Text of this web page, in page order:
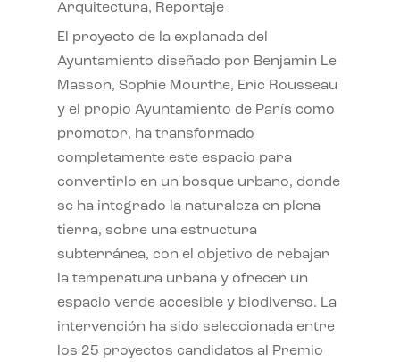
Arquitectura, Reportaje
El proyecto de la explanada del
Ayuntamiento diseñado por Benjamin Le
Masson, Sophie Mourthe, Eric Rousseau
y el propio Ayuntamiento de París como
promotor, ha transformado
completamente este espacio para
convertirlo en un bosque urbano, donde
se ha integrado la naturaleza en plena
tierra, sobre una estructura
subterránea, con el objetivo de rebajar
la temperatura urbana y ofrecer un
espacio verde accesible y biodiverso. La
intervención ha sido seleccionada entre
los 25 proyectos candidatos al Premio